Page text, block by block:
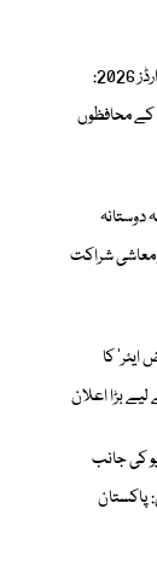
پاکستان وائلڈ لائف پروٹیکشن ایوارڈز 2026:
محافظوں
دوستانہ
معاشی شراکت
کا
بڑا اعلان
یو کی جانب
پاکستان